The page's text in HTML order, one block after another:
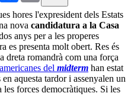
hores l'expresident dels Estats
nova candidatura a la Casa
anys per a les properes
es presenta molt obert. Res és
dreta romandrà com una força
del midterm han estat
aquesta tardor i assenyalen un
forces democràtiques. Si les